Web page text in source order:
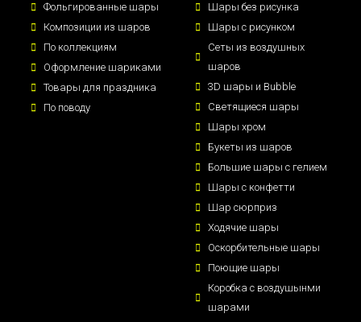
Фольгированные шары
Композиции из шаров
По коллекциям
Оформление шариками
Товары для праздника
По поводу
Шары без рисунка
Шары с рисунком
Сеты из воздушных
шаров
3D шары и Bubble
Светящиеся шары
Шары хром
Букеты из шаров
Большие шары с гелием
Шары с конфетти
Шар сюрприз
Ходячие шары
Оскорбительные шары
Поющие шары
Коробка с воздушынми
шарами